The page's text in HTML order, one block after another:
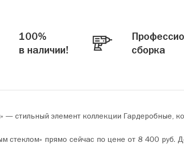
100%
в наличии!
сборка
стильный элемент коллекции Гардеробные,
8 400 руб. Добавьте товар в корзину и оформите покупку всего за пару